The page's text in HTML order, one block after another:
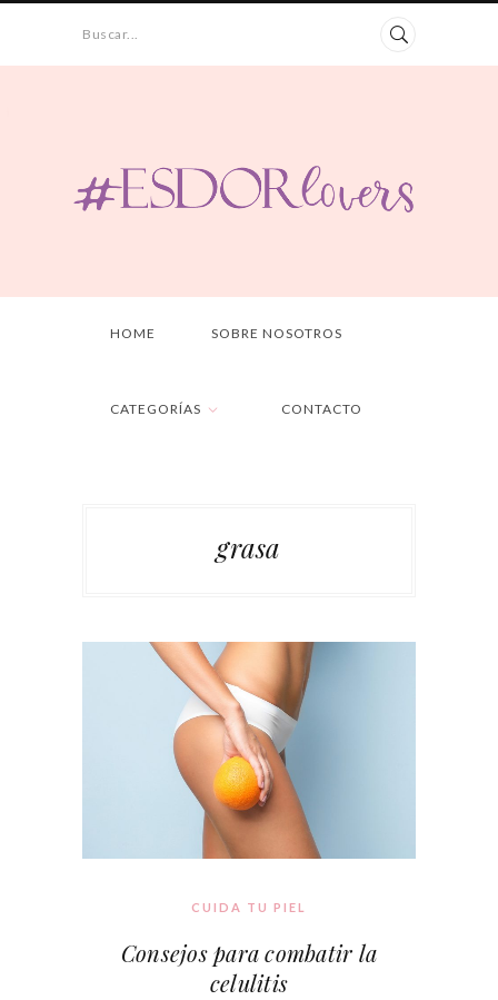
Buscar...
HOME SOBRE NOSOTROS
CATEGORÍAS CONTACTO
grasa
CUIDA TU PIEL
Consejos para combatir la
celulitis